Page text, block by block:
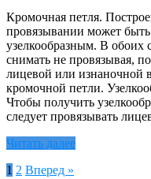
Кромочная петля.
провязывании может
узелкообразным. В обоих
снимать не провязывая,
лицевой или изнаночной
кромочной петли.
Чтобы получить
следует провязывать
Читать далее
Пагинация
1 2 Вперед »